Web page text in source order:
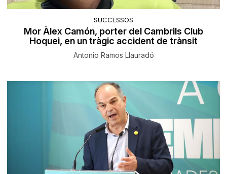
SUCCESSOS
Mor Àlex Camón, porter del Cambrils Club
Hoquei, en un tràgic accident de trànsit
Antonio Ramos Llauradó